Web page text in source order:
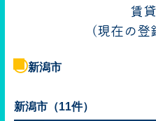
賃
（現在の
新潟市
新潟市（11件）